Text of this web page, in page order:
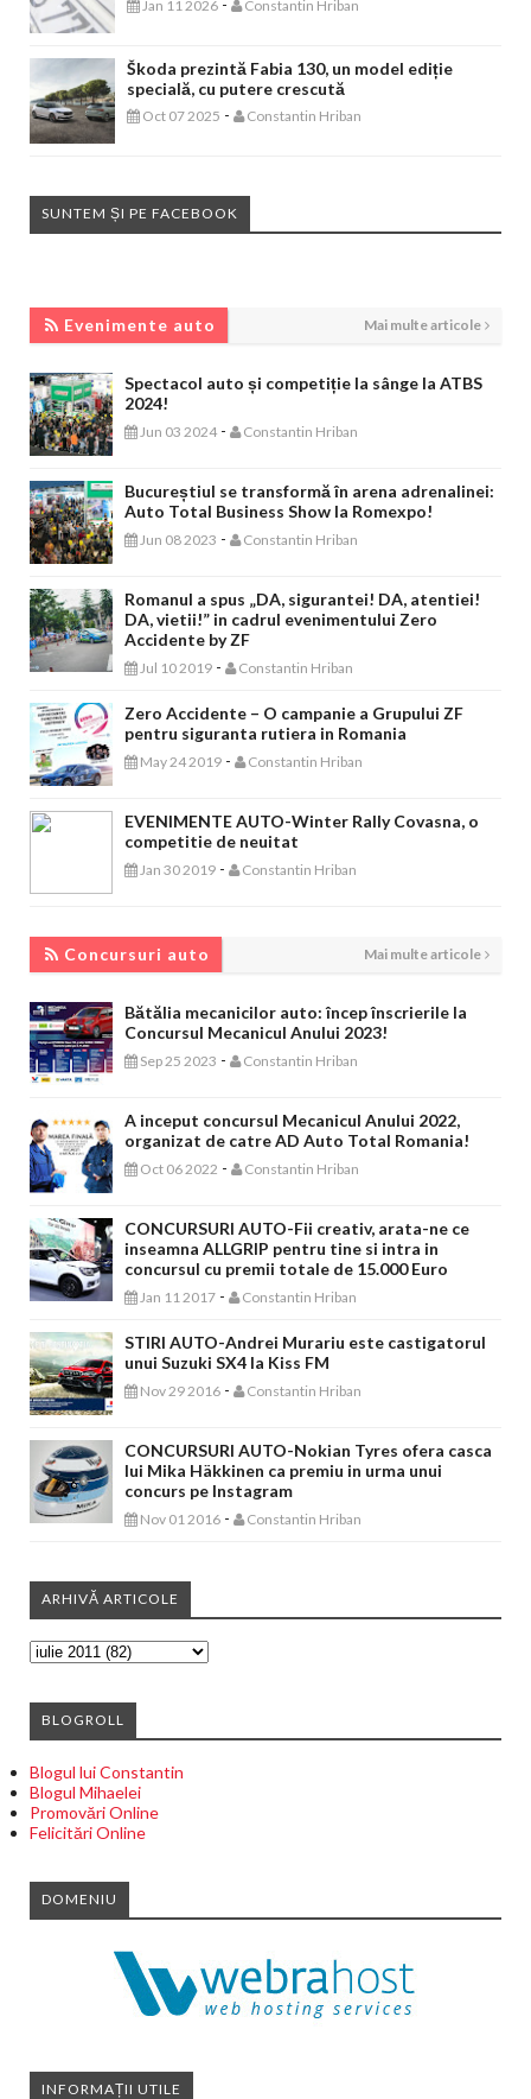
Jan 11 2026 - Constantin Hriban
Škoda prezintă Fabia 130, un model ediție
specială, cu putere crescută
Oct 07 2025 - Constantin Hriban
SUNTEM ȘI PE FACEBOOK
Evenimente auto Mai multe articole
Spectacol auto și competiție la sânge la ATBS
2024!
Jun 03 2024 - Constantin Hriban
Bucureștiul se transformă în arena adrenalinei:
Auto Total Business Show la Romexpo!
Jun 08 2023 - Constantin Hriban
Romanul a spus „DA, sigurantei! DA, atentiei!
DA, vietii!” in cadrul evenimentului Zero
Accidente by ZF
Jul 10 2019 - Constantin Hriban
Zero Accidente – O campanie a Grupului ZF
pentru siguranta rutiera in Romania
May 24 2019 - Constantin Hriban
EVENIMENTE AUTO-Winter Rally Covasna, o
competitie de neuitat
Jan 30 2019 - Constantin Hriban
Concursuri auto Mai multe articole
Bătălia mecanicilor auto: încep înscrierile la
Concursul Mecanicul Anului 2023!
Sep 25 2023 - Constantin Hriban
A inceput concursul Mecanicul Anului 2022,
organizat de catre AD Auto Total Romania!
Oct 06 2022 - Constantin Hriban
CONCURSURI AUTO-Fii creativ, arata-ne ce
inseamna ALLGRIP pentru tine si intra in
concursul cu premii totale de 15.000 Euro
Jan 11 2017 - Constantin Hriban
STIRI AUTO-Andrei Murariu este castigatorul
unui Suzuki SX4 la Kiss FM
Nov 29 2016 - Constantin Hriban
CONCURSURI AUTO-Nokian Tyres ofera casca
lui Mika Häkkinen ca premiu in urma unui
concurs pe Instagram
Nov 01 2016 - Constantin Hriban
ARHIVĂ ARTICOLE
BLOGROLL
Blogul lui Constantin
Blogul Mihaelei
Promovări Online
Felicitări Online
DOMENIU
INFORMAȚII UTILE